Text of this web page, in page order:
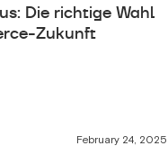
Die richtige Wahl
Zukunft
February 24, 2025